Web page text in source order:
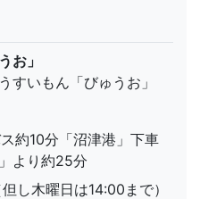
お」
すいもん「びゅうお」
約10分「沼津港」下車
より約25分
し木曜日は14:00まで）